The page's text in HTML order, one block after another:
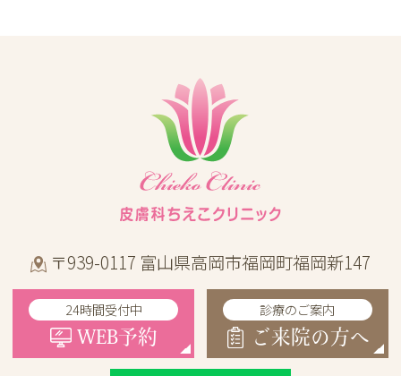
〒939-0117 富山県高岡市福岡町福岡新147
24時間受付中
WEB予約
診療のご案内
ご来院の方へ